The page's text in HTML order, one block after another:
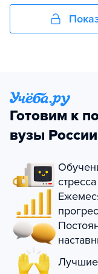
Готовим к
вузы России
стресса
Лучшие